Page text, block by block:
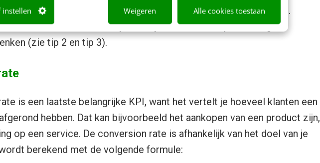
instellen Weigeren Alle cookies toestaan
hoger? Dan heb je een succesvolle campagne gecreëerd.
niet? Dan is het tijd om bij te sturen door je branding en
(zie tip 2 en tip 3).
is een laatste belangrijke KPI, want het vertelt je hoeveel klanten een
hebben. Dat kan bijvoorbeeld het aankopen van een product zijn,
op een service. De conversion rate is afhankelijk van het doel van je
berekend met de volgende formule: